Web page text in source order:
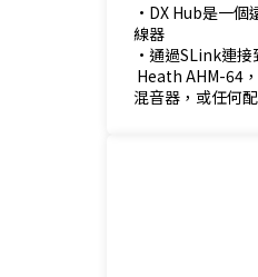
•DX Hub是一個
線器
•通過SLink連
Heath AHM-64
混音器，或任何